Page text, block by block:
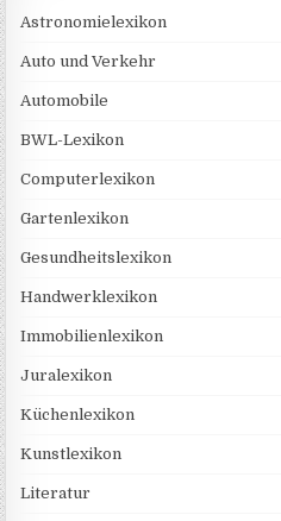
Astronomielexikon
Auto und Verkehr
Automobile
BWL-Lexikon
Computerlexikon
Gartenlexikon
Gesundheitslexikon
Handwerklexikon
Immobilienlexikon
Juralexikon
Küchenlexikon
Kunstlexikon
Literatur